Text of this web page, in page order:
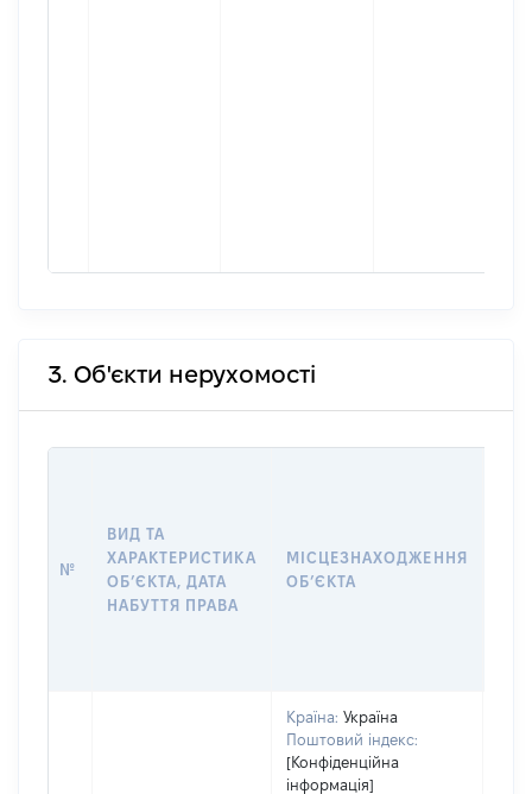
3. Об'єкти нерухомості
№
ВИД ТА
ХАРАКТЕРИСТИКА
ОБʼЄКТА, ДАТА
НАБУТТЯ ПРАВА
МІСЦЕЗНАХОДЖЕННЯ
ОБʼЄКТА
Країна: Україна
Поштовий індекс:
[Конфіденційна
інформація]